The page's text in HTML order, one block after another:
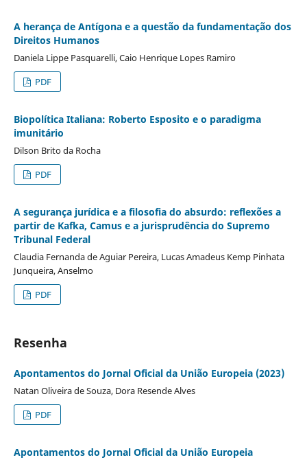
A herança de Antígona e a questão da fundamentação dos
Direitos Humanos
Daniela Lippe Pasquarelli, Caio Henrique Lopes Ramiro
PDF
Biopolítica Italiana: Roberto Esposito e o paradigma
imunitário
Dilson Brito da Rocha
PDF
A segurança jurídica e a filosofia do absurdo: reflexões a
partir de Kafka, Camus e a jurisprudência do Supremo
Tribunal Federal
Claudia Fernanda de Aguiar Pereira, Lucas Amadeus Kemp Pinhata
Junqueira, Anselmo
PDF
Resenha
Apontamentos do Jornal Oficial da União Europeia (2023)
Natan Oliveira de Souza, Dora Resende Alves
PDF
Apontamentos do Jornal Oficial da União Europeia